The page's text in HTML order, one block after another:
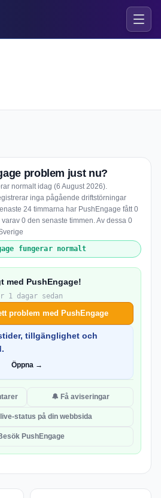
problem just nu?
normalt idag (6 August 2026).
inga pågående driftstörningar
24 timmarna har PushEngage fått 0
0 den senaste timmen. Av dessa 0
fungerar normalt
med PushEngage!
1 dagar sedan
problem med PushEngage
tillgänglighet och
Öppna →
🔔 Få aviseringar
status på din webbsida
PushEngage